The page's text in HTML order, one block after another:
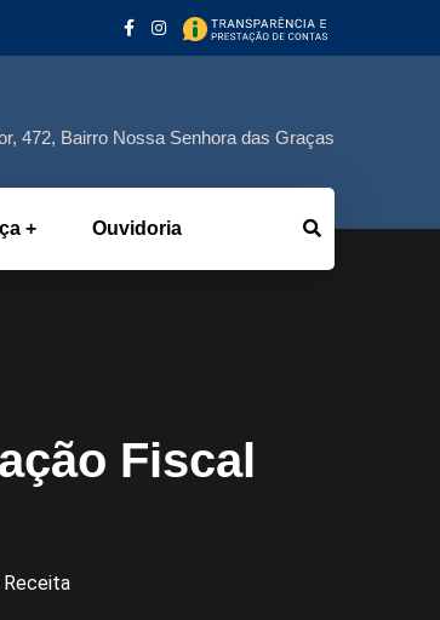
472, Bairro Nossa Senhora das Graças
Ouvidoria
Fiscal
Receita